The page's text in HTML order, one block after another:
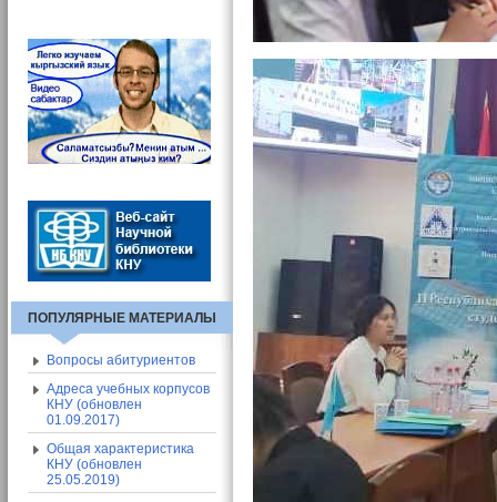
Адресная книга СЭП
Общие сведения о СЭП
ПОПУЛЯРНЫЕ МАТЕРИАЛЫ
Вопросы абитуриентов
Адреса учебных корпусов
КНУ (обновлен
01.09.2017)
Общая характеристика
КНУ (обновлен
25.05.2019)